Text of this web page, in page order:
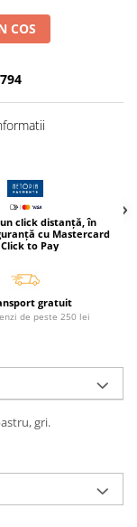
COS
click distanță, în
cu Mastercard
Click to Pay
gratuit
de peste 250 lei
gri.